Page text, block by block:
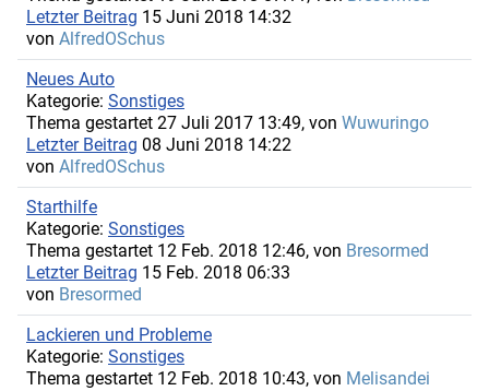
Letzter Beitrag 15 Juni 2018 14:32
von AlfredOSchus
Neues Auto
Kategorie: Sonstiges
Thema gestartet 27 Juli 2017 13:49, von Wuwuringo
Letzter Beitrag 08 Juni 2018 14:22
von AlfredOSchus
Starthilfe
Kategorie: Sonstiges
Thema gestartet 12 Feb. 2018 12:46, von Bresormed
Letzter Beitrag 15 Feb. 2018 06:33
von Bresormed
Lackieren und Probleme
Kategorie: Sonstiges
Thema gestartet 12 Feb. 2018 10:43, von Melisandei